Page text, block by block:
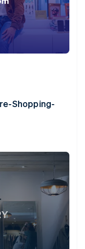
Shopping-